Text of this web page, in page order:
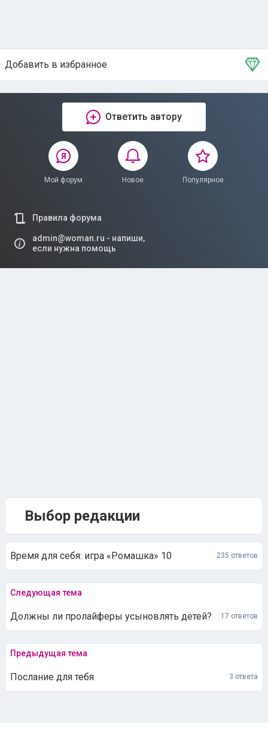
Добавить в избранное
Тема в избранном
Ответить автору
Мой форум Новое Популярное
Правила форума
admin@woman.ru - напиши,
если нужна помощь
Выбор редакции
Время для себя: игра «Ромашка» 10 235 ответов
Следующая тема
Должны ли пролайферы усыновлять детей? 17 ответов
Предыдущая тема
Послание для тебя 3 ответа